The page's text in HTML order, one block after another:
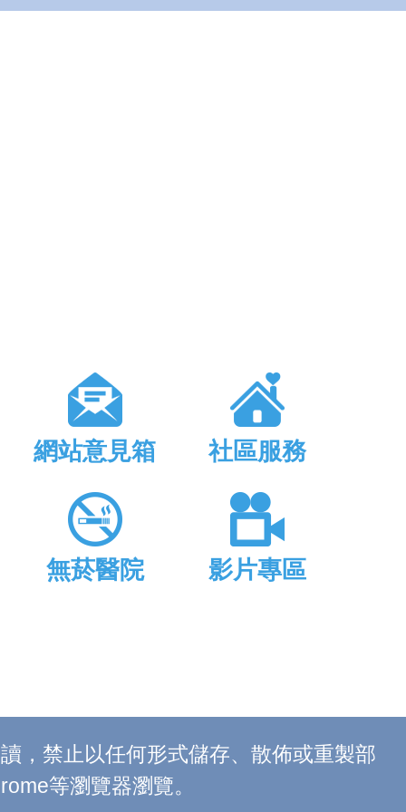
網站意見箱 社區服務
無菸醫院 影片專區
，禁止以任何形式儲存、散佈或重製部
等瀏覽器瀏覽。